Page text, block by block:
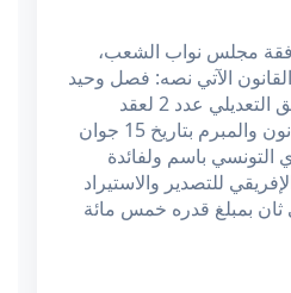
مجلس نواب الشعب،
الآتي نصه: فصل وحيد
تتم الموافقة على الملحق التعديلي عدد 2 لعقد
القرض الملحق بهذا القانون والمبرم بتاريخ 15 جوان
التونسي باسم ولفائدة
للتصدير والاستيراد
ثان بمبلغ قدره خمس مائة